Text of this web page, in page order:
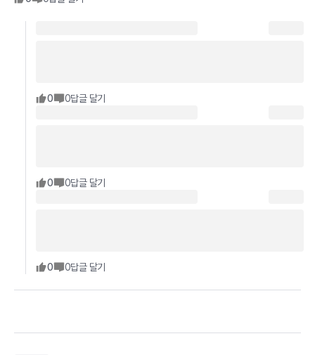
0 0답글 달기
0 0답글 달기
0 0답글 달기